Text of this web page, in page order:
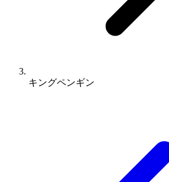
キングペンギン